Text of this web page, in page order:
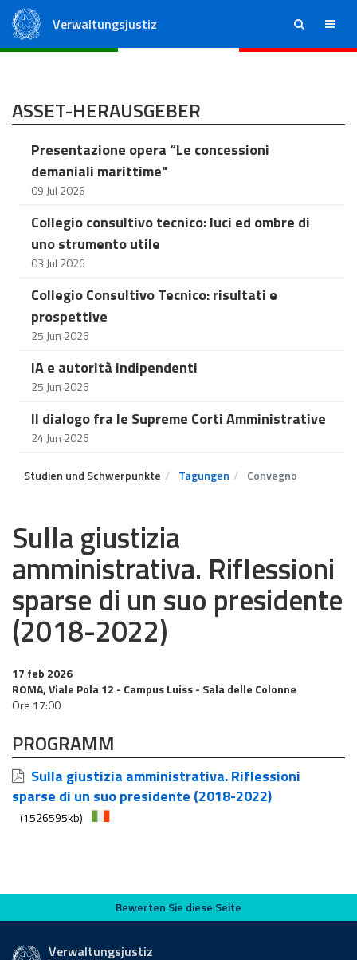
Verwaltungsjustiz ricerca menu
ASSET-HERAUSGEBER
Presentazione opera “Le concessioni
demaniali marittime"
09 Jul 2026
Collegio consultivo tecnico: luci ed ombre di
uno strumento utile
03 Jul 2026
Collegio Consultivo Tecnico: risultati e
prospettive
25 Jun 2026
IA e autorità indipendenti
25 Jun 2026
Il dialogo fra le Supreme Corti Amministrative
24 Jun 2026
Studien und Schwerpunkte Tagungen Convegno
Sulla giustizia
amministrativa. Riflessioni
sparse di un suo presidente
(2018-2022)
17 feb 2026
ROMA, Viale Pola 12 - Campus Luiss - Sala delle Colonne
Ore 17:00
PROGRAMM
Sulla giustizia amministrativa. Riflessioni
sparse di un suo presidente (2018-2022)
(1526595kb)
Bewerten Sie diese Seite
Bewerten Sie diese Seite
Verwaltungsjustiz